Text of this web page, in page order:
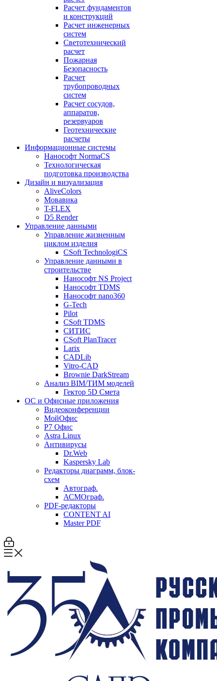
Расчет фундаментов
и конструкций
Расчет инженерных
систем
Светотехнический
расчет
Пожарная
Безопасность
Расчет
трубопроводных
систем
Расчет сосудов,
аппаратов,
резервуаров
Геотехнические
расчеты
Информационные системы
Нанософт NormaCS
Технологическая
подготовка производства
Дизайн и визуализация
AliveColors
Мовавика
T-FLEX
D5 Render
Управление данными
Управление жизненным
циклом изделия
CSoft TechnologiCS
Управление данными в
строительстве
Нанософт NS Project
Нанософт TDMS
Нанософт nano360
G-Tech
Pilot
CSoft TDMS
СИТИС
CSoft PlanTracer
Larix
CADLib
Vitro-CAD
Brownie DarkStream
Анализ BIM/ТИМ моделей
Гектор 5D Смета
ОС и Офисные приложения
Видеоконференции
МойОфис
P7 Офис
Astra Linux
Антивирусы
Dr.Web
Kaspersky Lab
Редакторы диаграмм, блок-
схем
Автограф.
АСМОграф.
PDF-редакторы
CONTENT AI
Master PDF